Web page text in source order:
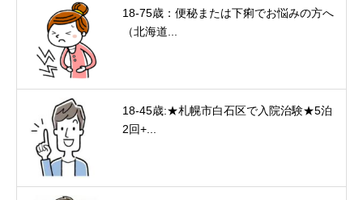
18-75歳：便秘または下痢でお悩みの方へ
（北海道...
18-45歳:★札幌市白石区で入院治験★5泊
2回+...